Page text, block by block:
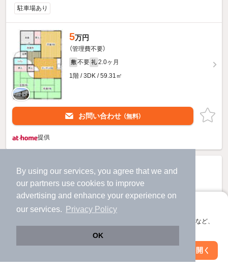
By using our services, you agree that we and
our partners use cookies to improve
advertising and enhance your experience on
our services.
Privacy Policy
OK
アプリに切り替えて、サクサクお部屋探し
会員登録なしですぐ使える。マップ検索やお気に入り保存など、
アプリを開く
駐車場あり
5万円
（管理費不要）
敷 不要 礼 2.0ヶ月
1階 / 3DK / 59.31㎡
お問い合わせ （無料）
提供
絞り込み条件を変更